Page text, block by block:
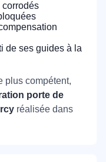
corrodés
de ses guides à la
plus compétent,
porte de
réalisée dans